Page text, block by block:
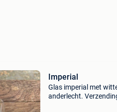
Imperial
Glas imperial met
anderlecht.